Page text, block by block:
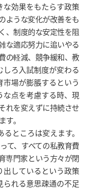
効果をもたらす政策
ような変化が改善をも
、制度的な安定性を阻
な適応努力に追いやる
の軽減、競争緩和、教
ろ入試制度が変わる
場が膨脹するという
点を考慮する時、現
れを変えずに持続させ
。
ところは変えます。
て、すべての私教育費
専門家という方々が閉
しているという政策
れる意思疎通の不足